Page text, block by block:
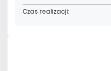
Czas realizacji: